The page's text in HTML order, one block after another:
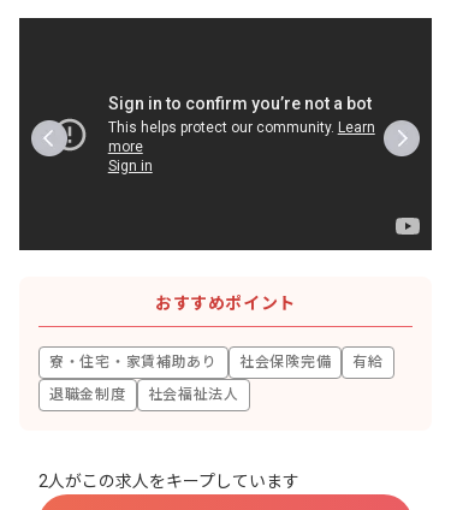
おすすめポイント
寮・住宅・家賃補助あり 社会保険完備
有給
退職金制度
社会福祉法人
2人がこの求人をキープしています